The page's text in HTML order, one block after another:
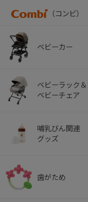
（コンビ）
ベビーカー
ベビーラック＆
ベビーチェア
哺乳びん関連
グッズ
歯がため